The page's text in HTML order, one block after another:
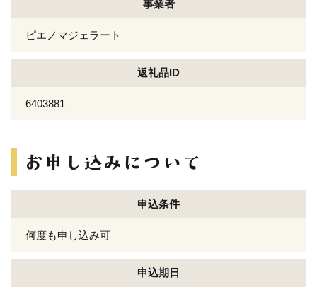
事業者
ピエノマジェラート
返礼品ID
6403881
申込条件
何度も申し込み可
申込期日